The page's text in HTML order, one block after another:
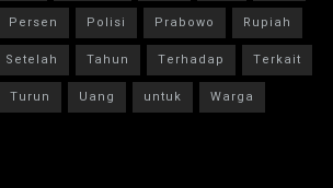
Persen Polisi Prabowo
Rupiah
Setelah Tahun Terhadap
Terkait
Turun Uang untuk
Warga